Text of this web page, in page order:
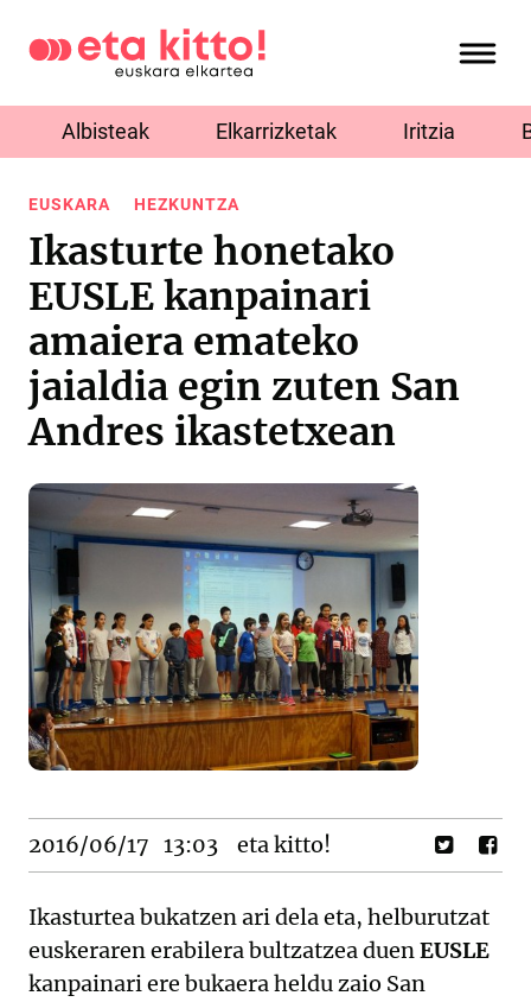
Albisteak Elkarrizketak Iritzia
EUSKARA HEZKUNTZA
Ikasturte honetako
EUSLE kanpainari
amaiera emateko
jaialdia egin zuten San
Andres ikastetxean
2016/06/17 13:03 eta kitto!
Ikasturtea bukatzen ari dela eta, helburutzat
euskeraren erabilera bultzatzea duenEUSLE
kanpainari ere bukaera heldu zaio San